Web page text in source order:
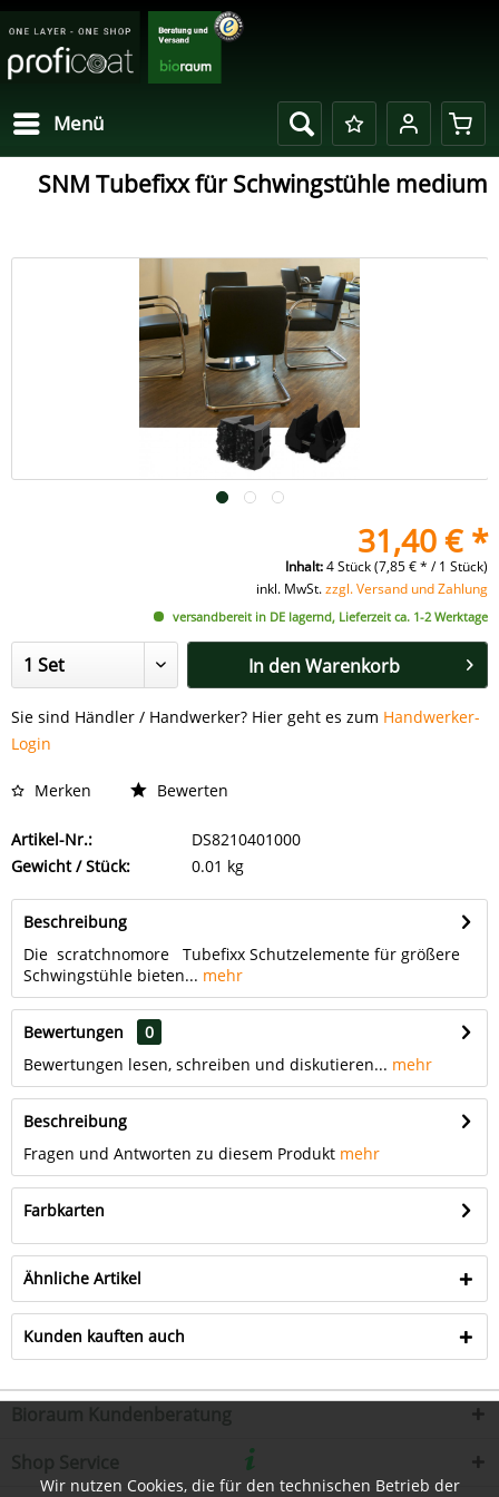
Menü
SNM Tubefixx für Schwingstühle medium
31,40 € *
Inhalt:4 Stück (7,85 € * / 1 Stück)
inkl. MwSt.zzgl. Versand und Zahlung
versandbereit in DE lagernd, Lieferzeit ca. 1-2 Werktage
In denWarenkorb
Sie sind Händler / Handwerker? Hier geht es zum Handwerker-
Login
Merken Bewerten
Artikel-Nr.:
DS8210401000
Gewicht / Stück:
0.01 kg
Beschreibung
Die scratchnomore Tubefixx Schutzelemente für größere
Schwingstühle bieten... mehr
Bewertungen
0
Bewertungen lesen, schreiben und diskutieren... mehr
Beschreibung
Fragen und Antworten zu diesem Produkt mehr
Farbkarten
Ähnliche Artikel
Kunden kauften auch
Wir nutzen Cookies, die für den technischen Betrieb der